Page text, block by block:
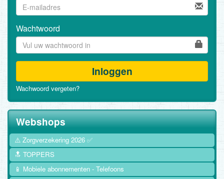
Wachtwoord
Inloggen
Wachwoord vergeten?
Webshops
⚠️ Zorgverzekering 2026 ✅
🔝 TOPPERS
📱 Mobiele abonnementen - Telefoons